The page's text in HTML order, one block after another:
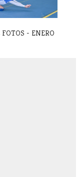
- ENERO